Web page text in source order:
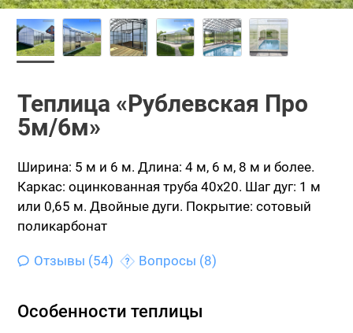
Теплица «Рублевская Про
5м/6м»
Ширина: 5 м и 6 м. Длина: 4 м, 6 м, 8 м и более.
Каркас: оцинкованная труба 40х20. Шаг дуг: 1 м
или 0,65 м. Двойные дуги. Покрытие: сотовый
поликарбонат
Отзывы (54) Вопросы (8)
Особенности теплицы